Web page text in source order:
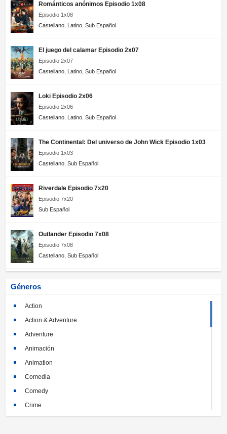
Románticos anónimos Episodio 1x08
Episodio 1x08
Castellano Latino Sub Español
El juego del calamar Episodio 2x07
Episodio 2x07
Castellano Latino Sub Español
Loki Episodio 2x06
Episodio 2x06
Castellano Latino Sub Español
The Continental: Del universo de John Wick Episodio 1x03
Episodio 1x03
Castellano Sub Español
Riverdale Episodio 7x20
Episodio 7x20
Sub Español
Outlander Episodio 7x08
Episodio 7x08
Castellano Sub Español
Géneros
Action
Action & Adventure
Adventure
Animación
Animation
Comedia
Comedy
Crime